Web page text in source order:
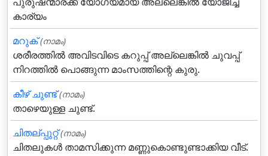
കാര്യം
മറുക്‌ (നാമം)
ശരീരത്തില്‍ അവിടവിടെ കറുപ്പ്‌ അല്ലെങ്കില്‍ ചുവപ്പ്‌
നിറത്തില്‍ പൊങ്ങുന്ന മാംസത്തിന്റെ കുരു.
കീഴ് ചുണ്ട് (നാമം)
താഴെയുള്ള ചുണ്ട്.
ചിതല്പ്പുറ്റ് (നാമം)
ചിതലുകള്‍ താമസിക്കുന്ന മണ്ണുകൊണ്ടുണ്ടാക്കിയ വീട്.